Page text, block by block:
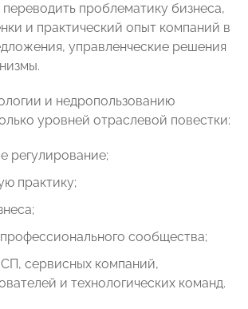
проблематику бизнеса,
и практический опыт компаний в
управленческие решения
и недропользованию
уровней отраслевой повестки:
регулирование;
практику;
сообщества;
сервисных компаний,
и технологических команд.